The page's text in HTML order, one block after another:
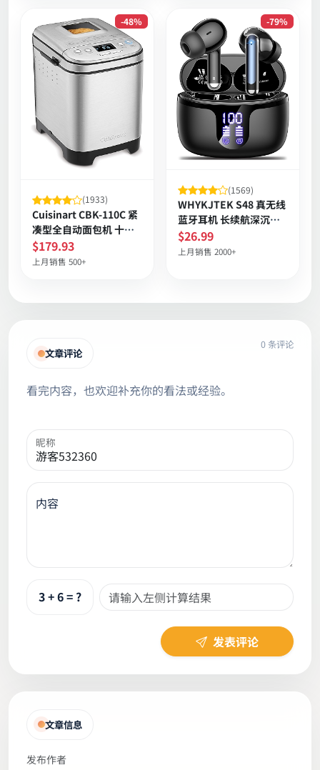
-48%
(1933)
Cuisinart CBK-110C 紧
凑型全自动面包机 十二
程序 不锈钢 银色 延时启
动 适合小家庭
$179.93
上月销售 500+
-79%
(1569)
WHYKJTEK S48 真无线
蓝牙耳机 长续航深沉重
低音 触控显示电量 IPX7
防水 运动通勤
$26.99
上月销售 2000+
文章评论
看完内容，也欢迎补充你的看法或经验。
0 条评论
昵称
内容
3 + 6 = ?
发表评论
文章信息
发布作者